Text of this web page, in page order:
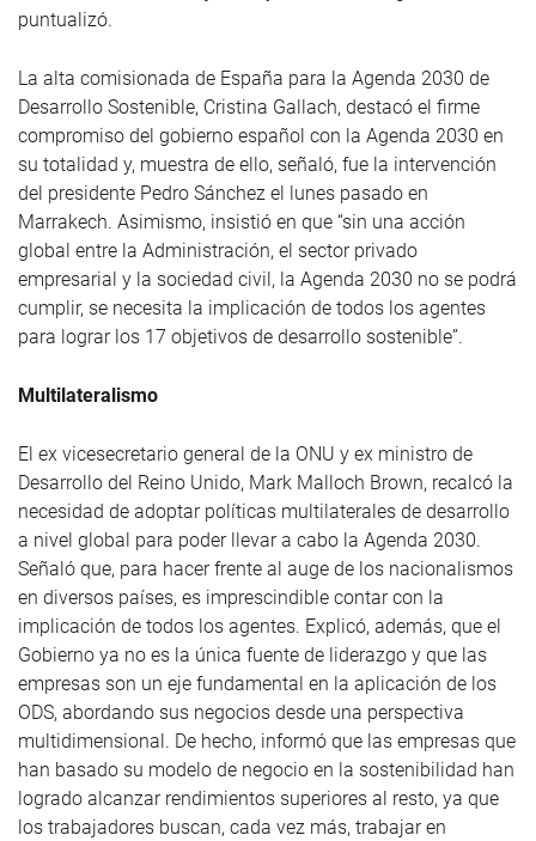
puntualizó.
La alta comisionada de España para la Agenda 2030 de
Desarrollo Sostenible, Cristina Gallach, destacó el firme
compromiso del gobierno español con la Agenda 2030 en
su totalidad y, muestra de ello, señaló, fue la intervención
del presidente Pedro Sánchez el lunes pasado en
Marrakech. Asimismo, insistió en que “sin una acción
global entre la Administración, el sector privado
empresarial y la sociedad civil, la Agenda 2030 no se podrá
cumplir, se necesita la implicación de todos los agentes
para lograr los 17 objetivos de desarrollo sostenible”.
Multilateralismo
El ex vicesecretario general de la ONU y ex ministro de
Desarrollo del Reino Unido, Mark Malloch Brown, recalcó la
necesidad de adoptar políticas multilaterales de desarrollo
a nivel global para poder llevar a cabo la Agenda 2030.
Señaló que, para hacer frente al auge de los nacionalismos
en diversos países, es imprescindible contar con la
implicación de todos los agentes. Explicó, además, que el
Gobierno ya no es la única fuente de liderazgo y que las
empresas son un eje fundamental en la aplicación de los
ODS, abordando sus negocios desde una perspectiva
multidimensional. De hecho, informó que las empresas que
han basado su modelo de negocio en la sostenibilidad han
logrado alcanzar rendimientos superiores al resto, ya que
los trabajadores buscan, cada vez más, trabajar en